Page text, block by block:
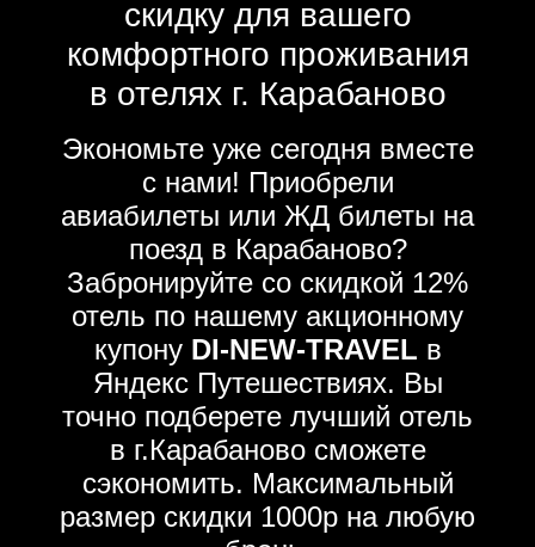
скидку для вашего
комфортного проживания
в отелях г. Карабаново
Экономьте уже сегодня вместе
с нами! Приобрели
авиабилеты или ЖД билеты на
поезд в Карабаново?
Забронируйте со скидкой 12%
отель по нашему акционному
купону DI-NEW-TRAVEL в
Яндекс Путешествиях. Вы
точно подберете лучший отель
в г.Карабаново сможете
сэкономить. Максимальный
размер скидки 1000р на любую